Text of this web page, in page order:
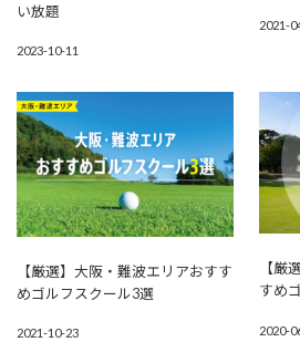
い放題
2023-10-11
2021-
【厳選】大阪・難波エリアおすす
めゴルフスクール3選
2021-10-23
【厳
すめ
2020-